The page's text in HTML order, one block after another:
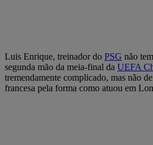
Luis Enrique, treinador do PSG não
segunda mão da meia-final da UEFA
tremendamente complicado, mas não
francesa pela forma como atuou em